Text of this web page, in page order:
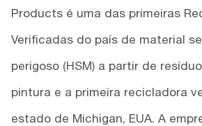
Products é uma das primeiras
Verificadas do país de material
perigoso (HSM) a partir de
pintura e a primeira recicladora
estado de Michigan, EUA. A